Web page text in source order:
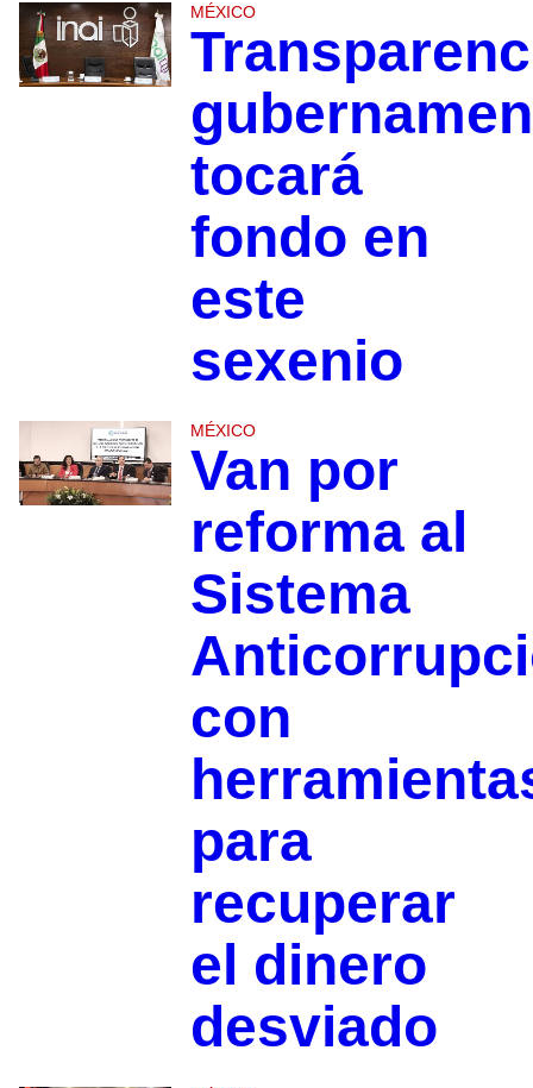
MÉXICO
tocará
fondo en
este
sexenio
MÉXICO
Van por
reforma al
Sistema
con
para
recuperar
el dinero
desviado